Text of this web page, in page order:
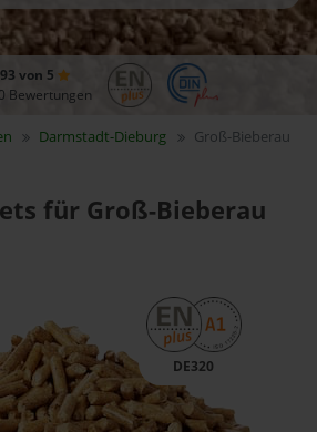
von 5
Bewertungen
Darmstadt-Dieburg
Groß-Bieberau
für Groß-Bieberau
DE320